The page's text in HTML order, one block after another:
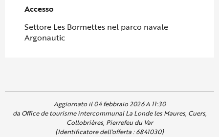
Accesso
Accesso
Settore Les Bormettes nel parco navale
Argonautic
Aggiornato il 04 febbraio 2026 A 11:30
da Office de tourisme intercommunal La Londe les Maures, Cuers,
Collobrières, Pierrefeu du Var
(Identificatore dell'offerta :6841030)